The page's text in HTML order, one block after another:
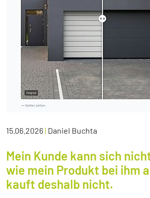
15.06.2026| Daniel Buchta
Mein Kunde kann sich
wie mein Produkt bei ihm
kauft deshalb nicht.